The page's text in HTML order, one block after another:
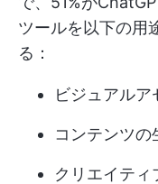
ツールを以下の用
る：
ビジュアル
コンテンツの
クリエイティ